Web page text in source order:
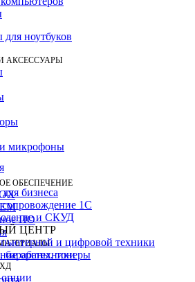
для ноутбуков
АКСЕССУАРЫ
микрофоны
ОБЕСПЕЧЕНИЕ
ПО
барабаны, тонеры
бизнеса
1C
и СКУД
ЦЕНТР
и цифровой техники
оргтехники